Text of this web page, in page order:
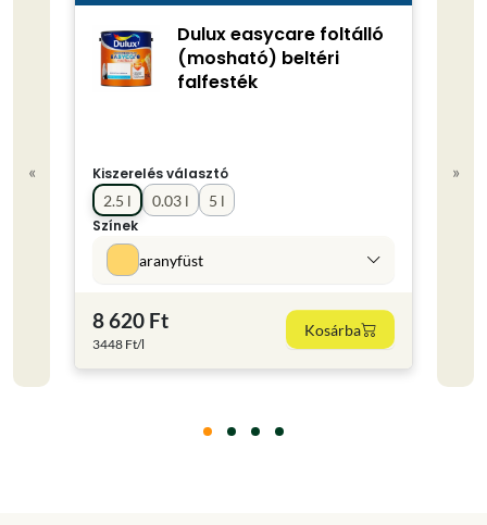
«
Dulux easycare foltálló
(mosható) beltéri
falfesték
Kiszerelés választó
0.03 l
2.5 l
5 l
Színek
aranyfüst
8 620 Ft
3448 Ft/l
Kosárba
»